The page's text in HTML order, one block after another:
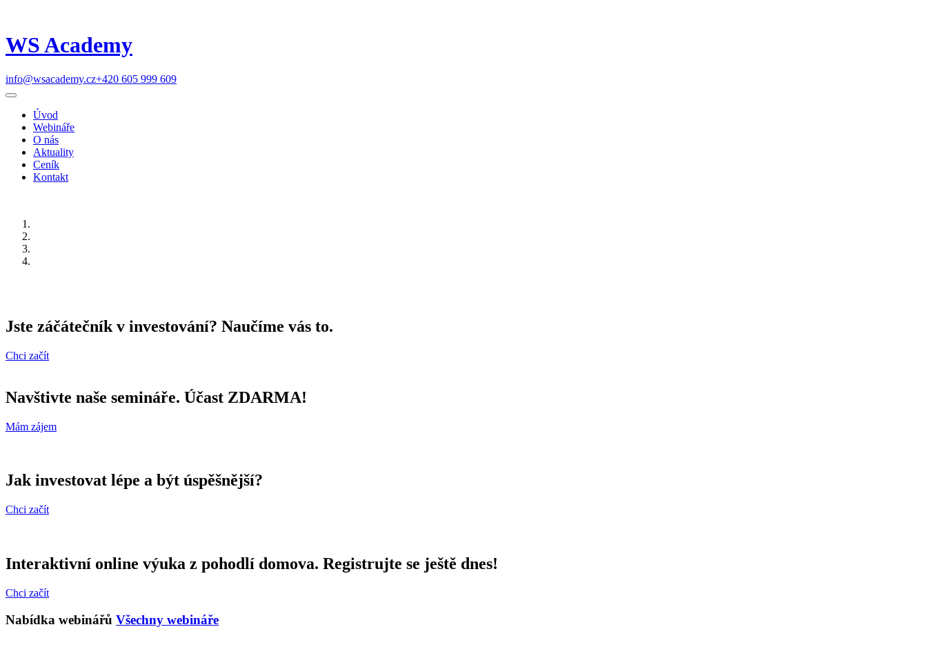
WS Academy
info@wsacademy.cz+420 605 999 609
Úvod
Webináře
O nás
Aktuality
Ceník
Kontakt
Jste záčátečník v investování? Naučíme vás to.
Chci začít
Navštivte naše semináře. Účast ZDARMA!
Mám zájem
Jak investovat lépe a být úspěšnější?
Chci začít
Interaktivní online výuka z pohodlí domova. Registrujte se ještě dnes!
Chci začít
Nabídka webinářů Všechny webináře